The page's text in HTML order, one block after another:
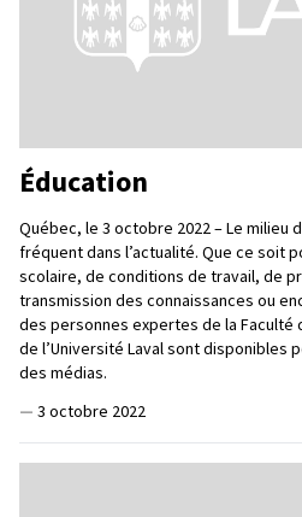
Éducation
Québec, le 3 octobre 2022 – Le milieu
fréquent dans l’actualité. Que ce soit
scolaire, de conditions de travail, de
transmission des connaissances ou
des personnes expertes de la Faculté
de l’Université Laval sont disponibles
des médias.
— 3 octobre 2022